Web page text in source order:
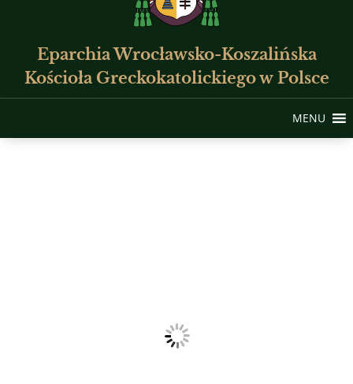
Eparchia Wrocławsko-Koszalińska
Kościoła Greckokatolickiego w Polsce
MENU